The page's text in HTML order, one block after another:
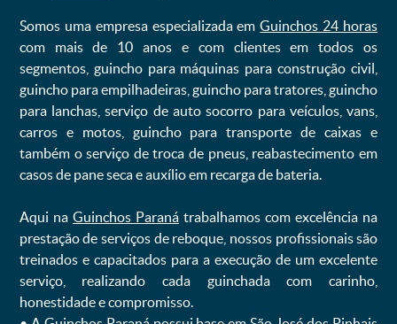
Somos uma empresa especializada emGuinchos 24 horas
com mais de 10 anos e com clientes em todos os
segmentos, guincho para máquinas para construção civil,
guincho para empilhadeiras, guincho para tratores, guincho
para lanchas, serviço de auto socorro para veículos, vans,
carros e motos, guincho para transporte de caixas e
também o serviço de troca de pneus, reabastecimento em
casos de pane seca e auxílio em recarga de bateria. ㅤㅤ
Aqui na Guinchos Paranátrabalhamos com excelência na
prestação de serviços de reboque, nossos profissionais são
treinados e capacitados para a execução de um excelente
serviço, realizando cada guinchada com carinho,
honestidade e compromisso.